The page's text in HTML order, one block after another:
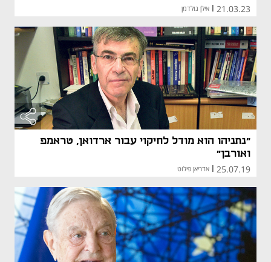
21.03.23 אילן גולדמן
"נתניהו הוא מודל לחיקוי עבור ארדואן, טראמפ
ואורבן"
25.07.19
| אדריאן פילוט